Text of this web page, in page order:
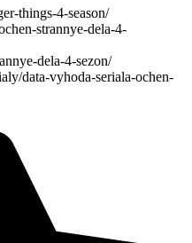
things-4-season/
strannye-dela-4-
dela-4-sezon/
data-vyhoda-seriala-ochen-